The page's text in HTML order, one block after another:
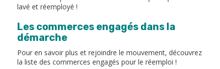
lavé et réemployé !
Les commerces engagés dans la
démarche
Pour en savoir plus et rejoindre le mouvement, découvrez
la liste des commerces engagés pour le réemploi !